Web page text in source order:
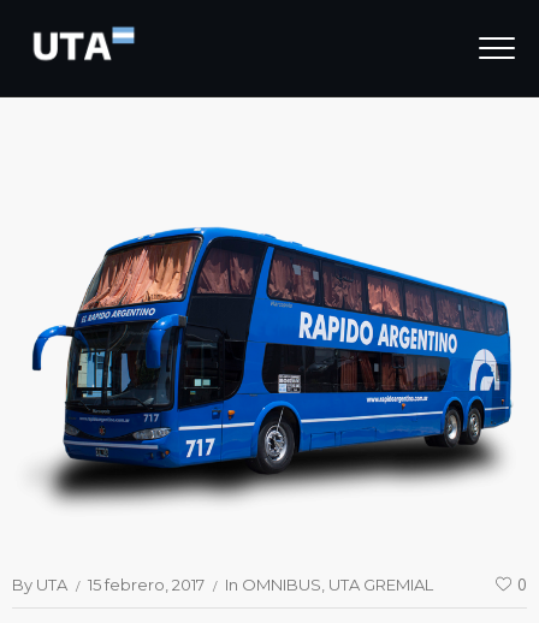
By UTA 15 febrero, 2017 In OMNIBUS UTA GREMIAL 0